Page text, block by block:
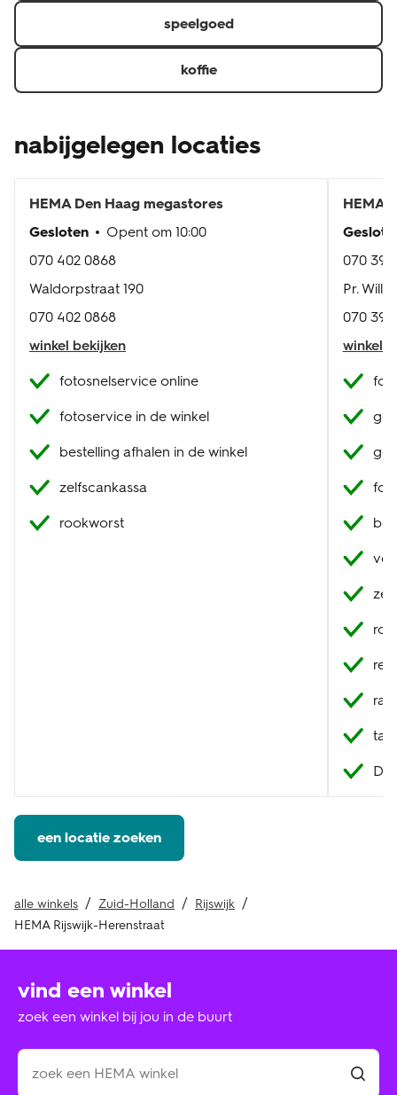
speelgoed
koffie
nabijgelegen locaties
HEMA Den Haag megastores
Gesloten
Opent om 10:00
070 402 0868
Waldorpstraat 190
070 402 0868
winkel bekijken
fotosnelservice online
fotoservice in de winkel
bestelling afhalen in de winkel
zelfscankassa
rookworst
HEMA
070 394
Pr.
070 394
winkel
een locatie zoeken
alle winkels Zuid-Holland
Rijswijk
HEMA Rijswijk-Herenstraat
vind een winkel
zoek een winkel bij jou in de buurt